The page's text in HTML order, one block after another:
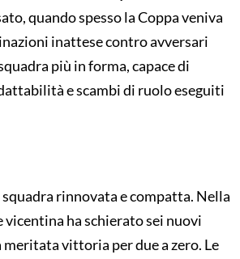
quando spesso la Coppa veniva
inattese contro avversari
più in forma, capace di
e scambi di ruolo eseguiti
rinnovata e compatta. Nella
ha schierato sei nuovi
vittoria per due a zero. Le